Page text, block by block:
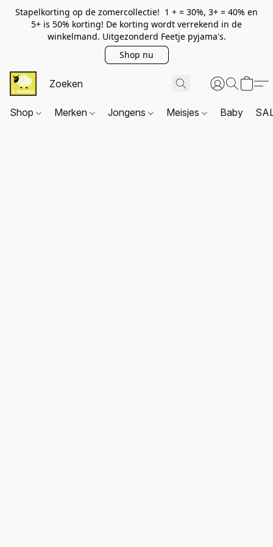
Stapelkorting op de zomercollectie! 1 + = 30%, 3+ = 40% en
5+ is 50% korting! De korting wordt verrekend in de
winkelmand. Uitgezonderd Feetje pyjama's.
Shop nu
Shop Merken Jongens Meisjes Baby